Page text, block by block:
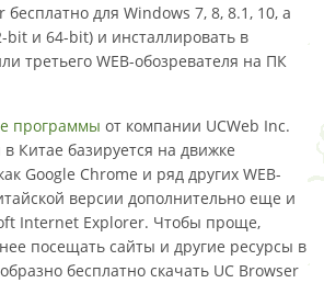
бесплатно для Windows 7, 8, 8.1, 10, а
bit и 64-bit) и инсталлировать в
третьего WEB-обозревателя на ПК
программы от компании UCWeb Inc.
Китае базируется на движке
Google Chrome и ряд других WEB-
версии дополнительно еще и
Internet Explorer. Чтобы проще,
посещать сайты и другие ресурсы в
бесплатно скачать UC Browser